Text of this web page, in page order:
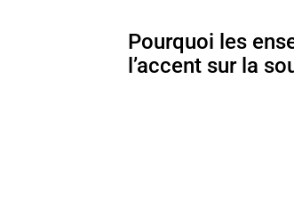
Pourquoi les
l’accent sur la